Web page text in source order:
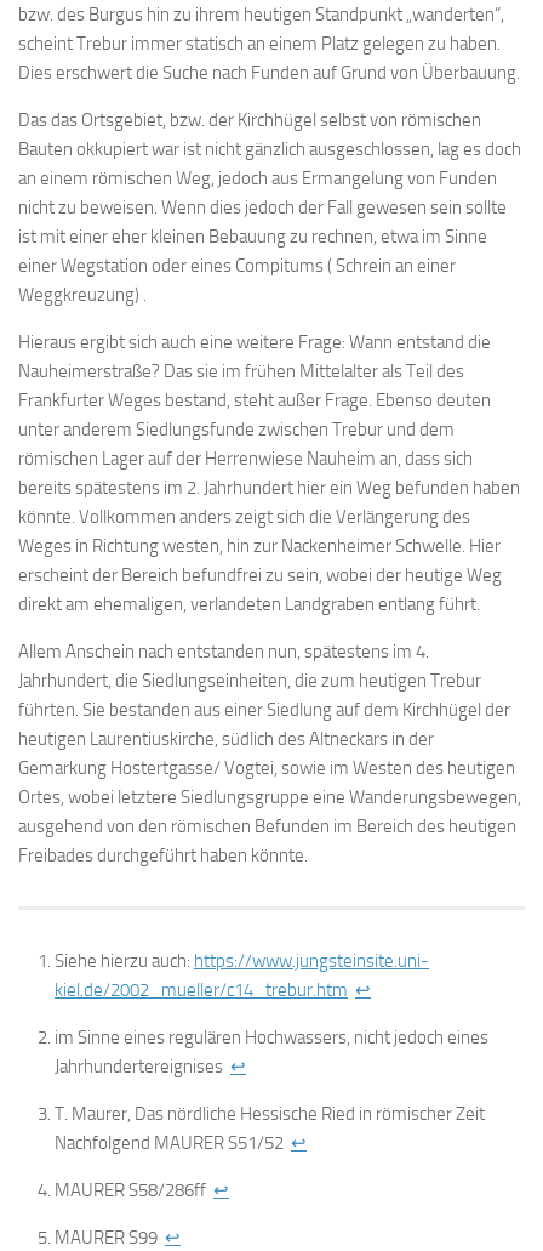
bzw. des Burgus hin zu ihrem heutigen Standpunkt „wanderten“,
scheint Trebur immer statisch an einem Platz gelegen zu haben.
Dies erschwert die Suche nach Funden auf Grund von Überbauung.
Das das Ortsgebiet, bzw. der Kirchhügel selbst von römischen
Bauten okkupiert war ist nicht gänzlich ausgeschlossen, lag es doch
an einem römischen Weg, jedoch aus Ermangelung von Funden
nicht zu beweisen. Wenn dies jedoch der Fall gewesen sein sollte
ist mit einer eher kleinen Bebauung zu rechnen, etwa im Sinne
einer Wegstation oder eines Compitums ( Schrein an einer
Weggkreuzung) .
Hieraus ergibt sich auch eine weitere Frage: Wann entstand die
Nauheimerstraße? Das sie im frühen Mittelalter als Teil des
Frankfurter Weges bestand, steht außer Frage. Ebenso deuten
unter anderem Siedlungsfunde zwischen Trebur und dem
römischen Lager auf der Herrenwiese Nauheim an, dass sich
bereits spätestens im 2. Jahrhundert hier ein Weg befunden haben
könnte. Vollkommen anders zeigt sich die Verlängerung des
Weges in Richtung westen, hin zur Nackenheimer Schwelle. Hier
erscheint der Bereich befundfrei zu sein, wobei der heutige Weg
direkt am ehemaligen, verlandeten Landgraben entlang führt.
Allem Anschein nach entstanden nun, spätestens im 4.
Jahrhundert, die Siedlungseinheiten, die zum heutigen Trebur
führten. Sie bestanden aus einer Siedlung auf dem Kirchhügel der
heutigen Laurentiuskirche, südlich des Altneckars in der
Gemarkung Hostertgasse/ Vogtei, sowie im Westen des heutigen
Ortes, wobei letztere Siedlungsgruppe eine Wanderungsbewegen,
ausgehend von den römischen Befunden im Bereich des heutigen
Freibades durchgeführt haben könnte.
Siehe hierzu auch: https://www.jungsteinsite.uni-
kiel.de/2002_mueller/c14_trebur.htm ↩
im Sinne eines regulären Hochwassers, nicht jedoch eines
Jahrhundertereignises ↩
T. Maurer, Das nördliche Hessische Ried in römischer Zeit
Nachfolgend MAURER S51/52 ↩
MAURER S58/286ff ↩
MAURER S99 ↩